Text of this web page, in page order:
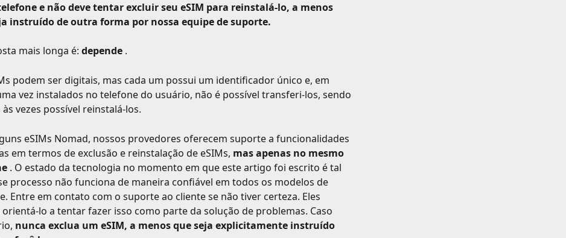
e não deve tentar excluir seu eSIM para reinstalá-lo, a menos
instruído de outra forma por nossa equipe de suporte.
mais longa é: depende .
podem ser digitais, mas cada um possui um identificador único e, em
vez instalados no telefone do usuário, não é possível transferi-los, sendo
às vezes possível reinstalá-los.
eSIMs Nomad, nossos provedores oferecem suporte a funcionalidades
em termos de exclusão e reinstalação de eSIMs, mas apenas no mesmo
. O estado da tecnologia no momento em que este artigo foi escrito é tal
processo não funciona de maneira confiável em todos os modelos de
Entre em contato com o suporte ao cliente se não tiver certeza. Eles
lo a tentar fazer isso como parte da solução de problemas. Caso
nunca exclua um eSIM, a menos que seja explicitamente instruído